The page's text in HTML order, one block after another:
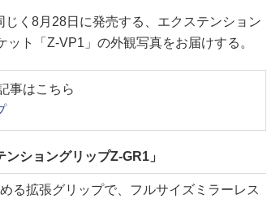
く8月28日に発売する、エクステンション
ト「Z-VP1」の外観写真をお届けする。
事はこちら
ショングリップZ-GR1」
る拡張グリップで、フルサイズミラーレス